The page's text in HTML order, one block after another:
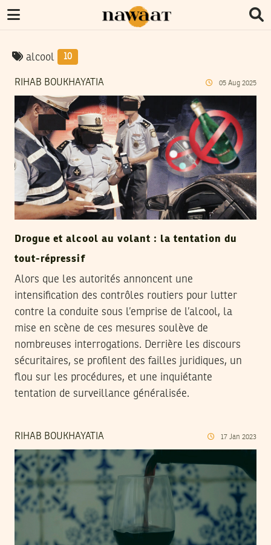
alcool 10
RIHAB BOUKHAYATIA 05 Aug 2025
Drogue et alcool au volant : la tentation du
tout-répressif
Alors que les autorités annoncent une
intensification des contrôles routiers pour lutter
contre la conduite sous l’emprise de l’alcool, la
mise en scène de ces mesures soulève de
nombreuses interrogations. Derrière les discours
sécuritaires, se profilent des failles juridiques, un
flou sur les procédures, et une inquiétante
tentation de surveillance généralisée.
RIHAB BOUKHAYATIA 17 Jan 2023